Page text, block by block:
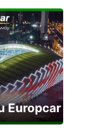
Europcar